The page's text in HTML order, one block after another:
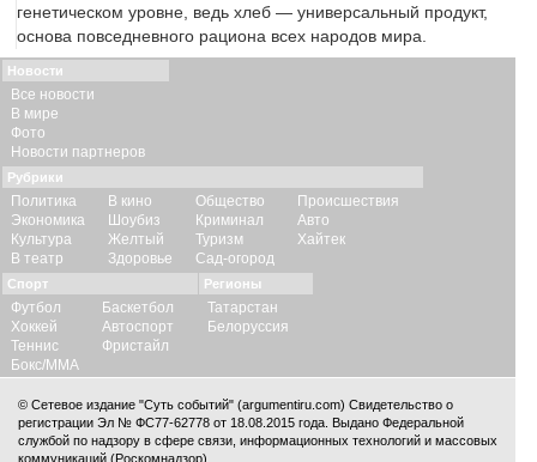
генетическом уровне, ведь хлеб — универсальный продукт,
основа повседневного рациона всех народов мира.
Новости
Все новости
В мире
Фото
Новости партнеров
Рубрики
Политика
Экономика
Культура
В театр
В кино
Шоубиз
Желтый
Здоровье
Общество
Криминал
Туризм
Сад-огород
Происшествия
Авто
Хайтек
Спорт
Футбол
Хоккей
Теннис
Бокс/ММА
Баскетбол
Автоспорт
Фристайл
Регионы
Татарстан
Белоруссия
© Сетевое издание "Суть событий" (argumentiru.com) Свидетельство о
регистрации Эл № ФС77-62778 от 18.08.2015 года. Выдано Федеральной
службой по надзору в сфере связи, информационных технологий и массовых
коммуникаций (Роскомнадзор).